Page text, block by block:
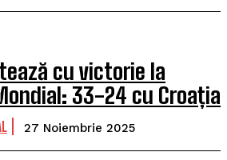
cu victorie la
33-24 cu Croația
27 Noiembrie 2025